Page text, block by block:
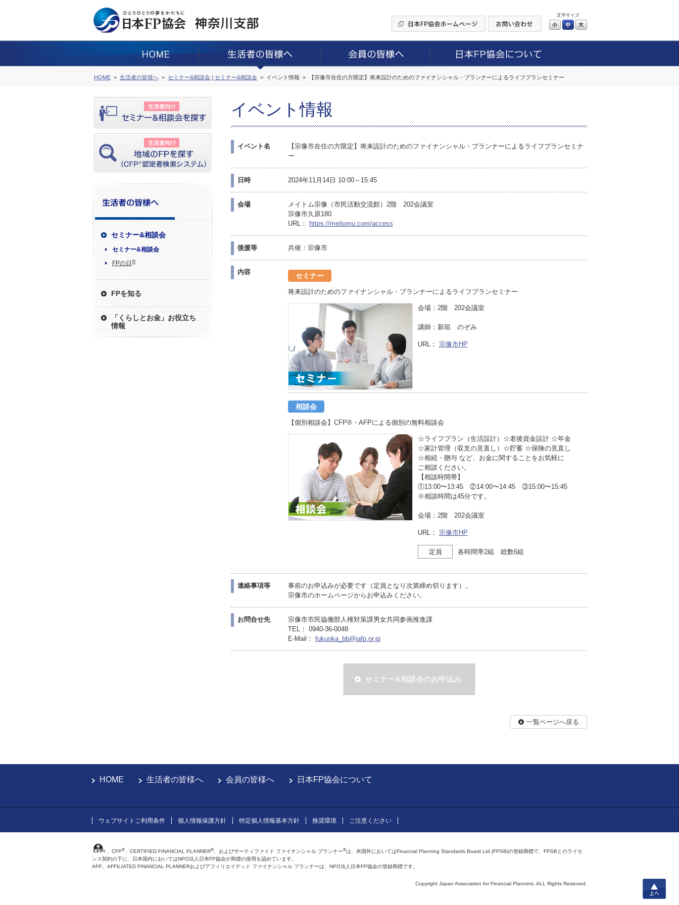
文字サイズ
小 中
HOME 生活者の皆様へ セミナー&相談会 | セミナー&相談会 イベント情報 【宗像市在住の方限定】将来設計のためのファイナンシャル・プランナーによるライフプランセミナー
セミナー&相談会
セミナー&相談会
FPの日 ®
FPを知る
「くらしとお金」お役立ち
情報
イベント情報
イベント名
【宗像市在住の方限定】将来設計のためのファイナンシャル・プランナーによるライフプランセミナ
ー
日時 2024年11月14日 10:00～15:45
会場
メイトム宗像（市民活動交流館）2階 202会議室
宗像市久原180
URL：
https://meitomu.com/access
後援等 共催：宗像市
内容 セミナー
将来設計のためのファイナンシャル・プランナーによるライフプランセミナー
会場：2階 202会議室
講師：新垣 のぞみ
URL： 宗像市HP
相談会
【個別相談会】CFP®・AFPによる個別の無料相談会
☆ライフプラン（生活設計）☆老後資金設計 ☆年金
☆家計管理（収支の見直し）☆貯蓄 ☆保険の見直し
☆相続・贈与 など、お金に関することをお気軽に
ご相談ください。
【相談時間帯】
①13:00〜13:45 ②14:00〜14:45 ③15:00〜15:45
※相談時間は45分です。
会場：2階 202会議室
URL： 宗像市HP
定員 各時間帯2組 総数6組
連絡事項等
事前のお申込みが必要です（定員となり次第締め切ります）。
宗像市のホームページからお申込みください。
お問合せ先
宗像市市民協働部人権対策課男女共同参画推進課
TEL： 0940-36-0048
E-Mail： fukuoka_bb@jafp.or.jp
セミナー&相談会のお申込み
一覧ページへ戻る
上へ
HOME 生活者の皆様へ 会員の皆様へ 日本FP協会について
ウェブサイトご利用条件 個人情報保護方針 特定個人情報基本方針 推奨環境 ご注意ください
、CFP® 、CERTIFIED FINANCIAL PLANNER® 、およびサーティファイド ファイナンシャル プランナー®は、米国外においてはFinancial Planning Standards Board Ltd.(FPSB)の登録商標で、FPSBとのライセ
ンス契約の下に、日本国内においてはNPO法人日本FP協会が商標の使用を認めています。
AFP、AFFILIATED FINANCIAL PLANNERおよびアフィリエイテッド ファイナンシャル プランナーは、NPO法人日本FP協会の登録商標です。
Copyright Japan Association for Financial Planners, ALL Rights Reserved.